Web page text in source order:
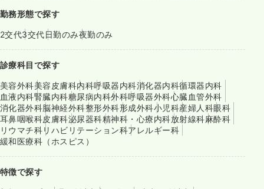
勤務形態で探す
2交代3交代日勤のみ夜勤のみ
診療科目で探す
美容外科美容皮膚科内科呼吸器内科消化器内科循環器内科
血液内科腎臓内科糖尿病内科外科呼吸器外科心臓血管外科
消化器外科脳神経外科整形外科形成外科小児科産婦人科眼科
耳鼻咽喉科皮膚科泌尿器科精神科・心療内科放射線科麻酔科
リウマチ科リハビリテーション科アレルギー科
緩和医療科（ホスピス）
特徴で探す